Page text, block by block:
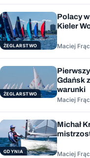
ŻEGLARSTWO
Polacy
Kieler
Maciej
ŻEGLARSTWO
Gdańsk
warunki
Maciej
GDYNIA
Michał
Maciej